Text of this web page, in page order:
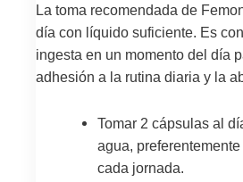
La toma recomendada de
día con líquido suficiente. Es
ingesta en un momento del día
adhesión a la rutina diaria y la
Tomar 2 cápsulas al
agua,
cada jornada.